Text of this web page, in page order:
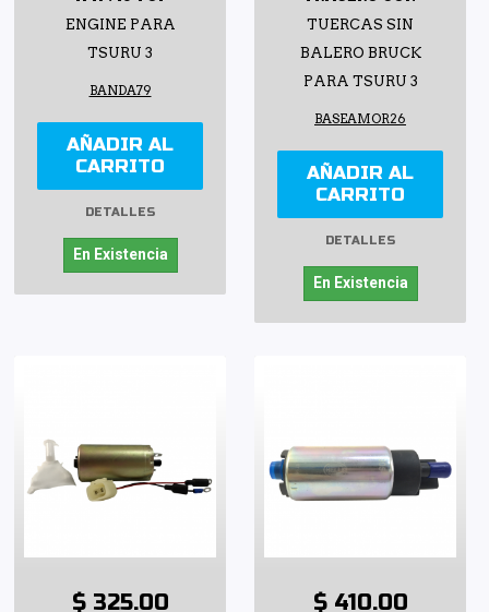
ENGINE PARA
TSURU 3
BANDA79
AÑADIR AL
CARRITO
DETALLES
En Existencia
TUERCAS SIN
BALERO BRUCK
PARA TSURU 3
BASEAMOR26
AÑADIR AL
CARRITO
DETALLES
En Existencia
$ 325.00 $ 410.00